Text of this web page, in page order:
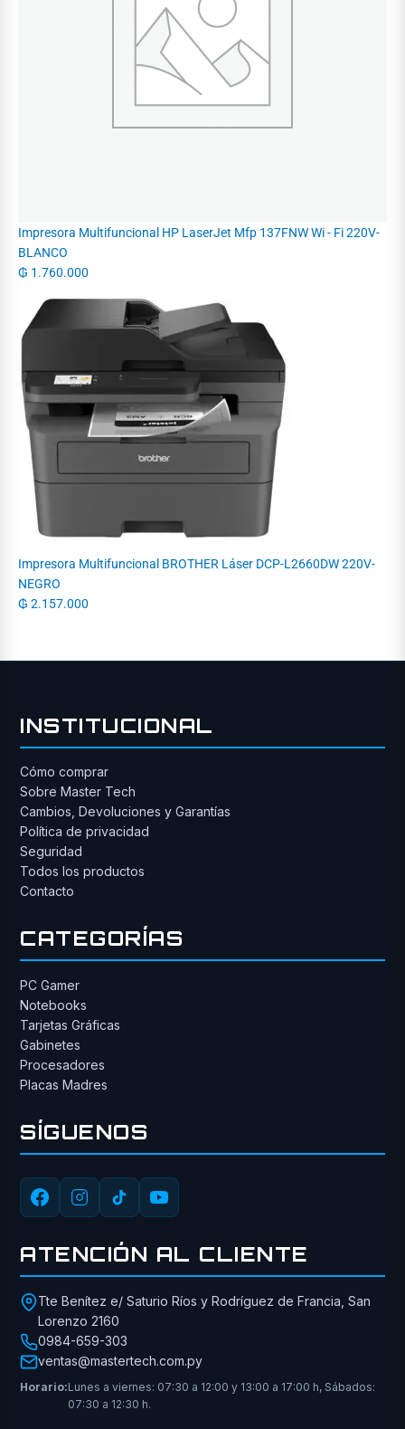
Impresora Multifuncional HP LaserJet Mfp 137FNW Wi - Fi 220V-
BLANCO
₲ 1.760.000
Impresora Multifuncional BROTHER Láser DCP-L2660DW 220V-
NEGRO
₲ 2.157.000
INSTITUCIONAL
Cómo comprar
Sobre Master Tech
Cambios, Devoluciones y Garantías
Política de privacidad
Seguridad
Todos los productos
Contacto
CATEGORÍAS
PC Gamer
Notebooks
Tarjetas Gráficas
Gabinetes
Procesadores
Placas Madres
SÍGUENOS
ATENCIÓN AL CLIENTE
Tte Benítez e/ Saturio Ríos y Rodríguez de Francia, San
Lorenzo 2160
0984-659-303
ventas@mastertech.com.py
Horario:Lunes a viernes: 07:30 a 12:00 y 13:00 a 17:00 h, Sábados:
07:30 a 12:30 h.